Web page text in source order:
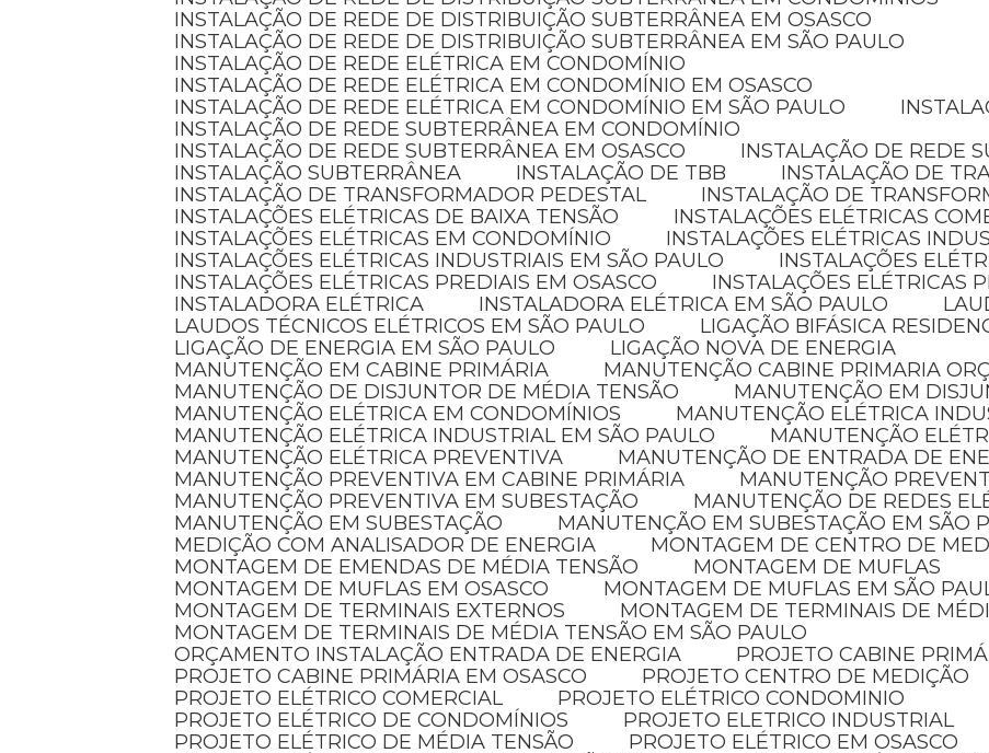
INSTALAÇÃO DE REDE DE DISTRIBUIÇÃO SUBTERRÂNEA EM OSASCO
INSTALAÇÃO DE REDE DE DISTRIBUIÇÃO SUBTERRÂNEA EM SÃO PAULO
INSTALAÇÃO DE REDE ELÉTRICA EM CONDOMÍNIO
INSTALAÇÃO DE REDE ELÉTRICA EM CONDOMÍNIO EM OSASCO
INSTALAÇÃO DE REDE ELÉTRICA EM CONDOMÍNIO EM SÃO PAULO
INSTALAÇÃO DE REDE SUBTERRÂNEA EM CONDOMÍNIO
INSTALAÇÃO DE REDE SUBTERRÂNEA EM OSASCO
INSTALAÇÃO DE REDE
INSTALAÇÃO SUBTERRÂNEA
INSTALAÇÃO DE TBB
INSTALAÇÃO DE
INSTALAÇÃO DE TRANSFORMADOR PEDESTAL
INSTALAÇÃO DE
INSTALAÇÕES ELÉTRICAS DE BAIXA TENSÃO
INSTALAÇÕES ELÉTRICAS
INSTALAÇÕES ELÉTRICAS EM CONDOMÍNIO
INSTALAÇÕES ELÉTRICAS
INSTALAÇÕES ELÉTRICAS INDUSTRIAIS EM SÃO PAULO
INSTALAÇÕES
INSTALAÇÕES ELÉTRICAS PREDIAIS EM OSASCO
INSTALAÇÕES ELÉTRICAS
INSTALADORA ELÉTRICA
INSTALADORA ELÉTRICA EM SÃO PAULO
LAUDOS TÉCNICOS ELÉTRICOS EM SÃO PAULO
LIGAÇÃO BIFÁSICA
LIGAÇÃO DE ENERGIA EM SÃO PAULO
LIGAÇÃO NOVA DE ENERGIA
MANUTENÇÃO EM CABINE PRIMÁRIA
MANUTENÇÃO CABINE PRIMARIA
MANUTENÇÃO DE DISJUNTOR DE MÉDIA TENSÃO
MANUTENÇÃO EM
MANUTENÇÃO ELÉTRICA EM CONDOMÍNIOS
MANUTENÇÃO ELÉTRICA
MANUTENÇÃO ELÉTRICA INDUSTRIAL EM SÃO PAULO
MANUTENÇÃO
MANUTENÇÃO ELÉTRICA PREVENTIVA
MANUTENÇÃO DE ENTRADA DE
MANUTENÇÃO PREVENTIVA EM CABINE PRIMÁRIA
MANUTENÇÃO
MANUTENÇÃO PREVENTIVA EM SUBESTAÇÃO
MANUTENÇÃO DE REDES
MANUTENÇÃO EM SUBESTAÇÃO
MANUTENÇÃO EM SUBESTAÇÃO EM SÃO
MEDIÇÃO COM ANALISADOR DE ENERGIA
MONTAGEM DE CENTRO DE
MONTAGEM DE EMENDAS DE MÉDIA TENSÃO
MONTAGEM DE MUFLAS
MONTAGEM DE MUFLAS EM OSASCO
MONTAGEM DE MUFLAS EM SÃO
MONTAGEM DE TERMINAIS EXTERNOS
MONTAGEM DE TERMINAIS DE
MONTAGEM DE TERMINAIS DE MÉDIA TENSÃO EM SÃO PAULO
ORÇAMENTO INSTALAÇÃO ENTRADA DE ENERGIA
PROJETO CABINE
PROJETO CABINE PRIMÁRIA EM OSASCO
PROJETO CENTRO DE MEDIÇÃO
PROJETO ELÉTRICO COMERCIAL
PROJETO ELÉTRICO CONDOMINIO
PROJETO ELÉTRICO DE CONDOMÍNIOS
PROJETO ELETRICO INDUSTRIAL
PROJETO ELÉTRICO DE MÉDIA TENSÃO
PROJETO ELÉTRICO EM OSASCO